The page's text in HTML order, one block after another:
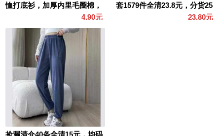
恤打底衫，加厚内里毛圈棉，
统一JK吊牌，独立包装 ，x..
4.90元
套1579件全清23.8元，分货25
23.80元